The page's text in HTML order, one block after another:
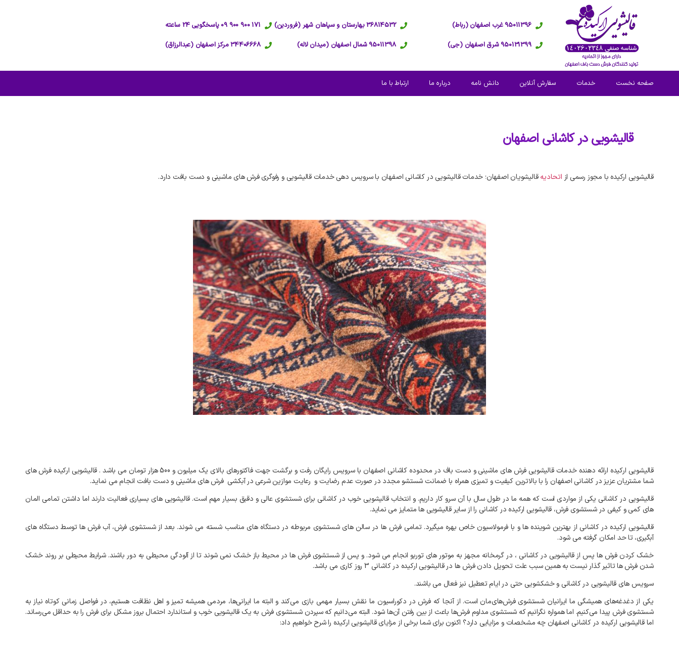
95011396 غرب اصفهان (رباط)
950131399 شرق اصفهان (جی)
36814532 بهارستان و سپاهان شهر (فروردین)
95011398 شمال اصفهان (میدان لاله)
171 900 900 09 پاسخگویی 24 ساعته
34406668 مرکز اصفهان (عبدالرزاق)
صفحه نخست خدمات سفارش آنلاین دانش نامه درباره ما ارتباط با ما
قالیشویی درکاشانی اصفهان
قالیشویی ارکیده با مجوز رسمی از اتحادیهقالیشویان اصفهان؛ خدمات قالیشویی در کاشانی اصفهان با سرویس دهی خدمات قالیشویی و رفوگری فرش های ماشینی و دست بافت دارد.
قالیشویی ارکیده ارائه دهنده خدمات قالیشویی فرش های ماشینی و دست باف در محدوده کاشانی اصفهان با سرویس رایگان رفت و برگشت جهت فاکتورهای بالای یک میلیون و 500 هزار تومان می باشد . قالیشویی ارکیده فرش های
شما مشتریان عزیز در کاشانی اصفهان را با بالاترین کیفیت و تمیزی همراه با ضمانت شستشو مجدد در صورت عدم رضایت و رعایت موازین شرعی در آبکشی فرش های ماشینی و دست بافت انجام می نماید.
قالیشویی در کاشانی یکی از مواردی است که همه ما در طول سال با آن سرو کار داریم. و انتخاب قالیشویی خوب در کاشانی برای شستشوی عالی و دقیق بسیار مهم است. قالیشویی های بسیاری فعالیت دارند اما داشتن تمامی المان
های کمی و کیفی در شستشوی فرش، قالیشویی ارکیده در کاشانی را از سایر قالیشویی ها متمایز می نماید.
قالیشویی ارکیده در کاشانی از بهترین شوینده ها و با فرمولاسیون خاص بهره میگیرد. تمامی فرش ها در سالن های شستشوی مربوطه در دستگاه های مناسب شسته می شوند. بعد از شستشوی فرش، آب فرش ها توسط دستگاه های
آبگیری، تا حد امکان گرفته می شود.
خشک کردن فرش ها پس از قالیشویی در کاشانی ، در گرمخانه مجهز به موتور های توربو انجام می شود. و پس از شستشوی فرش ها در محیط باز خشک نمی شوند تا از آلودگی محیطی به دور باشند. شرایط محیطی بر روند خشک
شدن فرش ها تاثیر گذار نیست به همین سبب علت تحویل دادن فرش ها در قالیشویی ارکیده در کاشانی 3 روز کاری می باشد.
سرویس های قالیشویی در کاشانی و خشکشویی حتی در ایام تعطیل نیز فعال می باشند.
یکی از دغدغه‌های همیشگی ما ایرانیان شستشوی فرش‌های‌مان است. از آنجا که فرش در دکوراسیون ما نقش بسیار مهمی بازی می‌کند و البته ما ایرانی‌ها، مردمی همیشه تمیز و اهل نظافت هستیم، در فواصل زمانی کوتاه نیاز به
شستشوی فرش پیدا می‌کنیم. اما همواره نگرانیم که شستشوی مداوم فرش‌ها باعث از بین رفتن آن‌ها شود. البته می‌دانیم که سپردن شستشوی فرش به یک قالیشویی خوب و استاندارد احتمال بروز مشکل برای فرش را به‌ حداقل می‌رساند.
اما قالیشویی ارکیده در کاشانی اصفهان چه مشخصات و مزایایی دارد؟ اکنون برای شما برخی از مزایای قالیشویی ارکیده را شرح خواهیم داد: